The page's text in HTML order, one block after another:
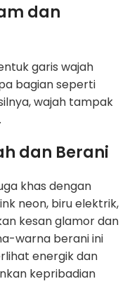
dan
garis wajah
bagian seperti
wajah tampak
dan Berani
khas dengan
neon, biru elektrik,
kesan glamor dan
warna berani ini
energik dan
kepribadian